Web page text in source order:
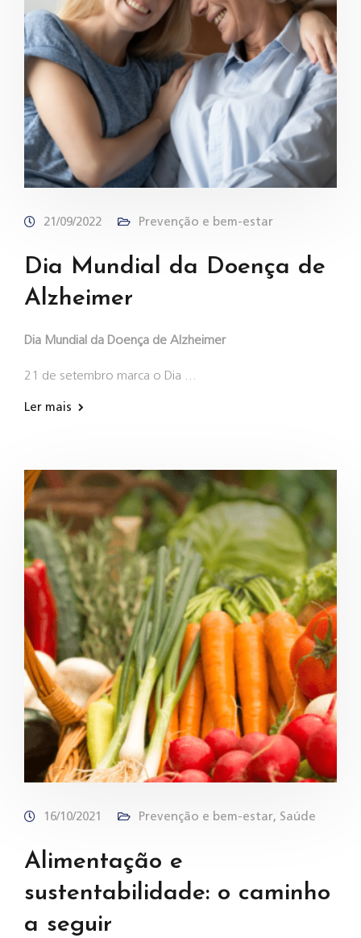
21/09/2022 Prevenção e bem-estar
Dia Mundial da Doença de
Alzheimer
Dia Mundial da Doença de Alzheimer
21 de setembro marca o Dia …
Ler mais
16/10/2021 Prevenção e bem-estar, Saúde
Alimentação e
sustentabilidade: o caminho
a seguir